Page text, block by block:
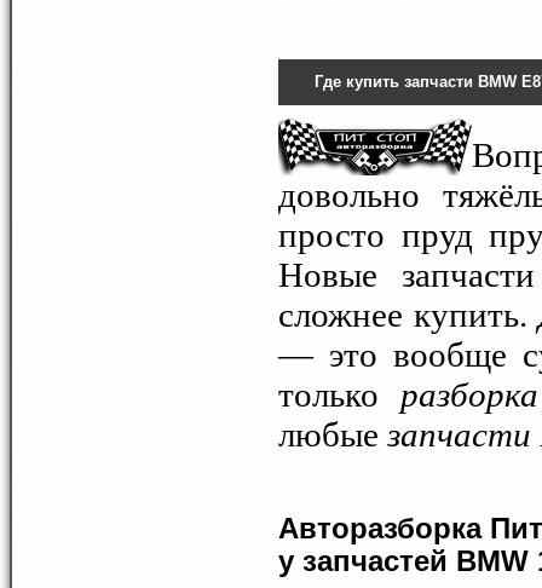
Где купить запчасти BMW
довольно
просто пруд
Новые
сложнее купить.
— это вообще
только
любыезапчасти
Авторазборка
у запчастей